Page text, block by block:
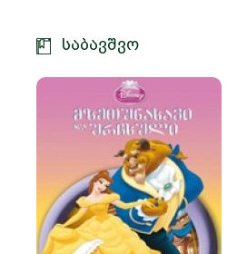
საბავშვო